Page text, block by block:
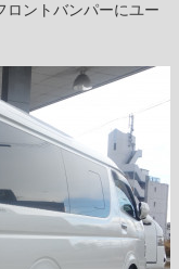
ロントバンパーにユー